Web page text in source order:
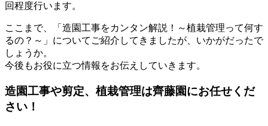
回程度行います。
ここまで、「造園工事をカンタン解説！～植栽管理って何す
るの？～」についてご紹介してきましたが、いかがだったで
しょうか。
今後もお役に立つ情報をお伝えしていきます。
造園工事や剪定、植栽管理は齊藤園にお任せくだ
さい！